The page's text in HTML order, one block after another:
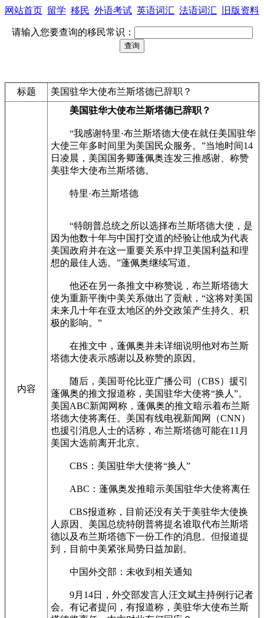
网站首页 留学 移民 外语考试 英语词汇 法语词汇 旧版资料
请输入您要查询的移民常识：
标题 美国驻华大使布兰斯塔德已辞职？
内容
美国驻华大使布兰斯塔德已辞职？
“我感谢特里·布兰斯塔德大使在就任美国驻华
大使三年多时间里为美国民众服务。”当地时间14
日凌晨，美国国务卿蓬佩奥连发三推感谢、称赞
美驻华大使布兰斯塔德。
特里·布兰斯塔德
“特朗普总统之所以选择布兰斯塔德大使，是
因为他数十年与中国打交道的经验让他成为代表
美国政府并在这一重要关系中捍卫美国利益和理
想的最佳人选。”蓬佩奥继续写道。
他还在另一条推文中称赞说，布兰斯塔德大
使为重新平衡中美关系做出了贡献，“这将对美国
未来几十年在亚太地区的外交政策产生持久、积
极的影响。”
在推文中，蓬佩奥并未详细说明他对布兰斯
塔德大使表示感谢以及称赞的原因。
随后，美国哥伦比亚广播公司（CBS）援引
蓬佩奥的推文报道称，美国驻华大使将“换人”。
美国ABC新闻网称，蓬佩奥的推文暗示着布兰斯
塔德大使将离任。美国有线电视新闻网（CNN）
也援引消息人士的话称，布兰斯塔德可能在11月
美国大选前离开北京。
CBS：美国驻华大使将“换人”
ABC：蓬佩奥发推暗示美国驻华大使将离任
CBS报道称，目前还没有关于美驻华大使换
人原因、美国总统特朗普将提名谁取代布兰斯塔
德以及布兰斯塔德下一份工作的消息。但报道提
到，目前中美紧张局势日益加剧。
中国外交部：未收到相关通知
9月14日，外交部发言人汪文斌主持例行记者
会。有记者提问，有报道称，美驻华大使布兰斯